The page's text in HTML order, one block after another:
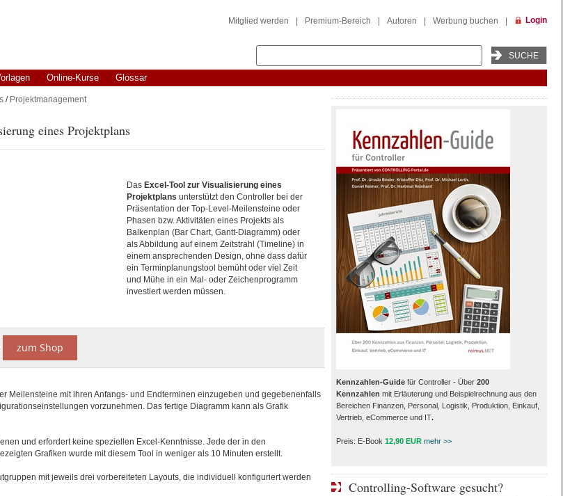
Mitglied werden Premium-Bereich Autoren Werbung buchen Login
Online-Kurse Glossar
/ Projektmanagement
eines Projektplans
Das Excel-Tool zur Visualisierung eines
Projektplans unterstützt den Controller bei der
Präsentation der Top-Level-Meilensteine oder
Phasen bzw. Aktivitäten eines Projekts als
Balkenplan (Bar Chart, Gantt-Diagramm) oder
als Abbildung auf einem Zeitstrahl (Timeline) in
einem ansprechenden Design, ohne dass dafür
ein Terminplanungstool bemüht oder viel Zeit
und Mühe in ein Mal- oder Zeichenprogramm
investiert werden müssen.
zum Shop
Meilensteine mit ihren Anfangs- und Endterminen einzugeben und gegebenenfalls
vorzunehmen. Das fertige Diagramm kann als Grafik
und erfordert keine speziellen Excel-Kenntnisse. Jede der in den
Grafiken wurde mit diesem Tool in weniger als 10 Minuten erstellt.
mit jeweils drei vorbereiteten Layouts, die individuell konfiguriert werden
Kennzahlen-Guidefür Controller - Über 200
Kennzahlen mit Erläuterung und Beispielrechnung aus den
Bereichen Finanzen, Personal, Logistik, Produktion, Einkauf,
Vertrieb, eCommerce und IT.
Preis: E-Book 12,90 EUR mehr >>
Controlling-Software gesucht?